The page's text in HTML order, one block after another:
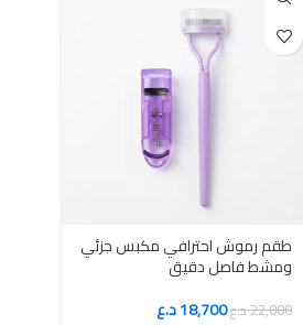
طقم رموش احترافي مكبس جزئي
ومشط فاصل دقيق
22,000د.ع18,700د.ع